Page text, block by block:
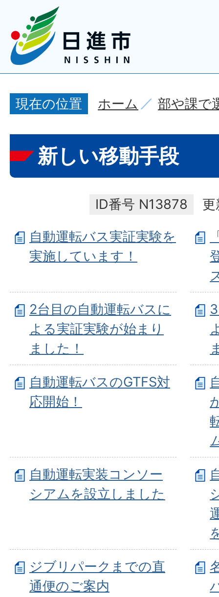
現在の位置 ホーム 部や課で
新しい移動手段
ID番号 N13878
自動運転バス実証実験を
実施しています！
2台目の自動運転バスに
よる実証実験が始まり
ました！
自動運転バスのGTFS対
応開始！
自動運転実装コンソー
シアムを設立しました
ジブリパークまでの直
通便のご案内